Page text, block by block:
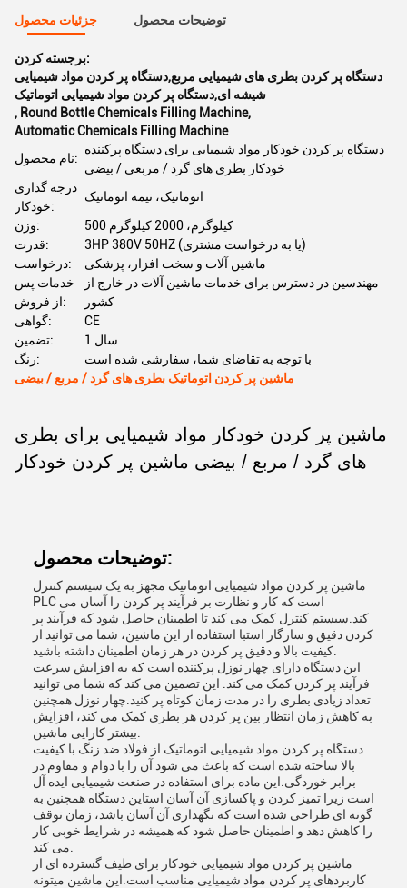
جزئیات محصول توضیحات محصول
برجسته کردن:
دستگاه پر کردن بطری های شیمیایی مربع,دستگاه پر کردن مواد شیمیایی
شیشه ای,دستگاه پر کردن مواد شیمیایی اتوماتیک
, Round Bottle Chemicals Filling Machine,
Automatic Chemicals Filling Machine
نام محصول:
دستگاه پر کردن خودکار مواد شیمیایی برای دستگاه پرکننده
خودکار بطری های گرد / مربعی / بیضی
درجه گذاری
خودکار:
اتوماتیک، نیمه اتوماتیک
وزن:
500 کیلوگرم، 2000 کیلوگرم
قدرت:
3HP 380V 50HZ (یا به درخواست مشتری)
درخواست:
ماشین آلات و سخت افزار، پزشکی
خدمات پس
از فروش:
مهندسین در دسترس برای خدمات ماشین آلات در خارج از
کشور
گواهی:
CE
تضمین:
1 سال
رنگ:
با توجه به تقاضای شما، سفارشی شده است
ماشین پر کردن اتوماتیک بطری های گرد / مربع / بیضی
ماشین پر کردن خودکار مواد شیمیایی برای بطری
های گرد / مربع / بیضی ماشین پر کردن خودکار
توضیحات محصول:
ماشین پر کردن مواد شیمیایی اتوماتیک مجهز به یک سیستم کنترل
PLC است که کار و نظارت بر فرآیند پر کردن را آسان می
کند.سیستم کنترل کمک می کند تا اطمینان حاصل شود که فرآیند پر
کردن دقیق و سازگار استبا استفاده از این ماشین، شما می توانید از
این دستگاه دارای چهار نوزل پرکننده است که به افزایش سرعت
فرآیند پر کردن کمک می کند. این تضمین می کند که شما می توانید
تعداد زیادی بطری را در مدت زمان کوتاه پر کنید.چهار نوزل همچنین
به کاهش زمان انتظار بین پر کردن هر بطری کمک می کند، افزایش
دستگاه پر کردن مواد شیمیایی اتوماتیک از فولاد ضد زنگ با کیفیت
بالا ساخته شده است که باعث می شود آن را با دوام و مقاوم در
برابر خوردگی.این ماده برای استفاده در صنعت شیمیایی ایده آل
است زیرا تمیز کردن و پاکسازی آن آسان استاین دستگاه همچنین به
گونه ای طراحی شده است که نگهداری آن آسان باشد، زمان توقف
را کاهش دهد و اطمینان حاصل شود که همیشه در شرایط خوبی کار
ماشین پر کردن مواد شیمیایی خودکار برای طیف گسترده ای از
کاربردهای پر کردن مواد شیمیایی مناسب است.اين ماشين ميتونه